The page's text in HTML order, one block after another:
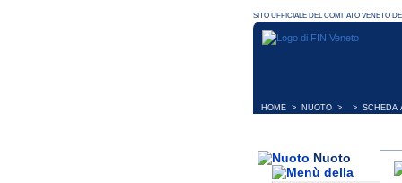
HOME > NUOTO > > SCHEDA
Nuoto